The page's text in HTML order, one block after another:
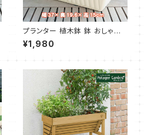
プランター 植木鉢 鉢 おしゃれ
（レリーフプランター 白 受皿付）
¥1,980